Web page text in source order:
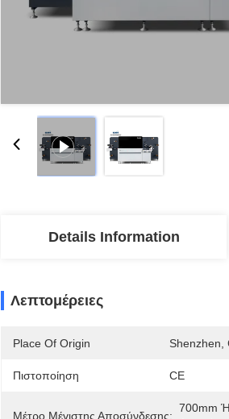
Details Information
Λεπτομέρειες
Place Of Origin Shenzhen,
Πιστοποίηση CE
Μέτρο Μέγιστης Αποσύνδεσης:
700mm